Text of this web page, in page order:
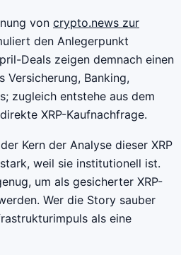
von crypto.news zur
den Anlegerpunkt
Deals zeigen demnach einen
Versicherung, Banking,
zugleich entstehe aus dem
XRP-Kaufnachfrage.
Kern der Analyse dieser XRP
weil sie institutionell ist.
um als gesicherter XRP-
Wer die Story sauber
als eine